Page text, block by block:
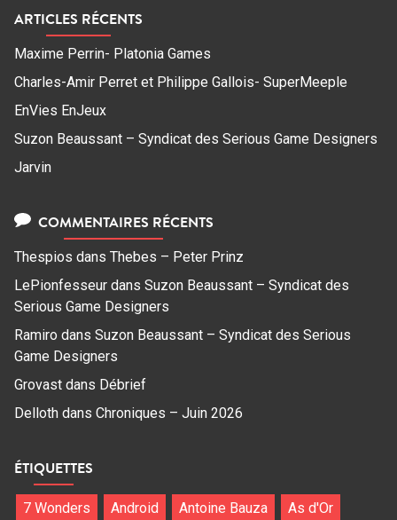
ARTICLES RÉCENTS
Maxime Perrin- Platonia Games
Charles-Amir Perret et Philippe Gallois- SuperMeeple
EnVies EnJeux
Suzon Beaussant – Syndicat des Serious Game Designers
Jarvin
COMMENTAIRES RÉCENTS
Thespios dans Thebes – Peter Prinz
LePionfesseur dans Suzon Beaussant – Syndicat des
Serious Game Designers
Ramiro dans Suzon Beaussant – Syndicat des Serious
Game Designers
Grovast dans Débrief
Delloth dans Chroniques – Juin 2026
ÉTIQUETTES
7 Wonders Android Antoine Bauza
As d'Or